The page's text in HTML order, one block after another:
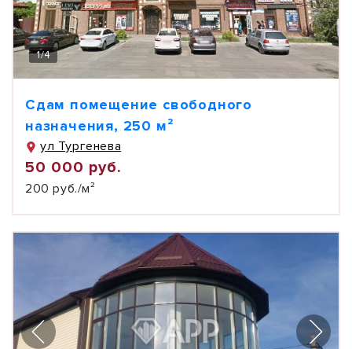
1/4
Сдам помещение свободного
назначения, 250 м²
ул Тургенева
50 000 руб.
200 руб./м²